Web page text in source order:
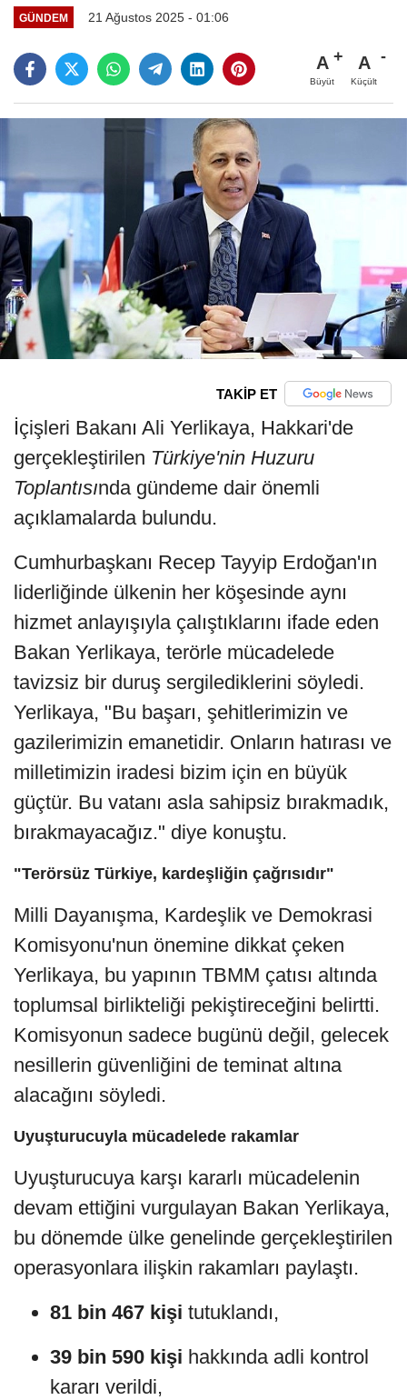
GÜNDEM 21 Ağustos 2025 - 01:06
A
Büyüt
A
Küçült
TAKİP ET
İçişleri Bakanı Ali Yerlikaya, Hakkari'de
gerçekleştirilen Türkiye'nin Huzuru
Toplantısında gündeme dair önemli
açıklamalarda bulundu.
Cumhurbaşkanı Recep Tayyip Erdoğan'ın
liderliğinde ülkenin her köşesinde aynı
hizmet anlayışıyla çalıştıklarını ifade eden
Bakan Yerlikaya, terörle mücadelede
tavizsiz bir duruş sergilediklerini söyledi.
Yerlikaya, "Bu başarı, şehitlerimizin ve
gazilerimizin emanetidir. Onların hatırası ve
milletimizin iradesi bizim için en büyük
güçtür. Bu vatanı asla sahipsiz bırakmadık,
bırakmayacağız." diye konuştu.
"Terörsüz Türkiye, kardeşliğin çağrısıdır"
Milli Dayanışma, Kardeşlik ve Demokrasi
Komisyonu'nun önemine dikkat çeken
Yerlikaya, bu yapının TBMM çatısı altında
toplumsal birlikteliği pekiştireceğini belirtti.
Komisyonun sadece bugünü değil, gelecek
nesillerin güvenliğini de teminat altına
alacağını söyledi.
Uyuşturucuyla mücadelede rakamlar
Uyuşturucuya karşı kararlı mücadelenin
devam ettiğini vurgulayan Bakan Yerlikaya,
bu dönemde ülke genelinde gerçekleştirilen
operasyonlara ilişkin rakamları paylaştı.
81 bin 467 kişi tutuklandı,
39 bin 590 kişi hakkında adli kontrol
kararı verildi,